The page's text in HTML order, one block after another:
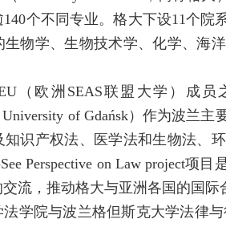
个不同专业。格大下设11个院
生物学、生物技术学、化学、海
（欧洲SEAS联盟大学）成
University of Gdańsk）作为波兰
知识产权法、医学法和生物法、
Perspective on Law project项
流，推动格大与亚洲各国的国际
法学院与波兰格但斯克大学法律